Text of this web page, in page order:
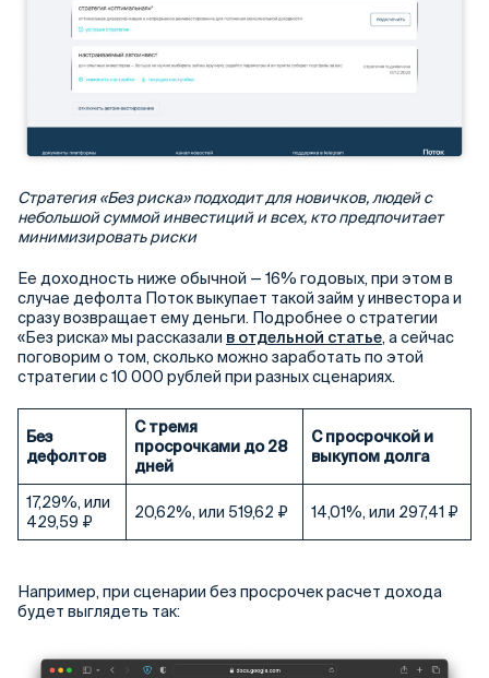
Стратегия «Без риска» подходит для новичков, людей с
небольшой суммой инвестиций и всех, кто предпочитает
минимизировать риски
Ее доходность ниже обычной — 16% годовых, при этом в
случае дефолта Поток выкупает такой займ у инвестора и
сразу возвращает ему деньги. Подробнее о стратегии
«Без риска» мы рассказали в отдельной статье, а сейчас
поговорим о том, сколько можно заработать по этой
стратегии с 10 000 рублей при разных сценариях.
Без
дефолтов
С тремя
просрочками до 28
дней
С просрочкой и
выкупом долга
17,29%, или
429,59 ₽
20,62%, или 519,62 ₽ 14,01%, или 297,41 ₽
Например, при сценарии без просрочек расчет дохода
будет выглядеть так: